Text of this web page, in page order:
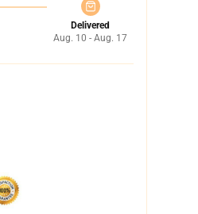
Delivered
Aug. 10 - Aug. 17